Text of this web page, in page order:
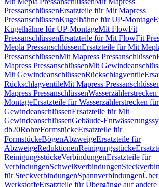
PressanschlüssenErsatzteile für Mit Mapress
PressanschlüssenKugelhähne für UP-Montage
Kugelhähne für UP-MontageMit FlowFit
PressanschlüssenErsatzteile für Mit FlowFit
Mepla PressanschlüssenErsatzteile für Mit
PressanschlüssenMit Mapress Pressanschlüssen
Mapress PressanschlüssenMit
Mit GewindeanschlüssenRückschlagventile
RückschlagventileMit Mapress
Mapress Pressanschlüssen
MontageErsatzteile für Wasserzählerstrecken
GewindeanschlüssenErsatzteile für Mit
GewindeanschlüssenGebäude-
db20RohreFormstückeErsatzteile für
FormstückeBögenAbzweigeErsatzteile für
AbzweigeReduktionenReinigungsstücke
ReinigungsstückeVerbindungenErsatzteile für
VerbindungenSchweißverbindungen
für SteckverbindungenSpannverbindungen
WerkstoffeErsatzteile für Übergänge auf andere